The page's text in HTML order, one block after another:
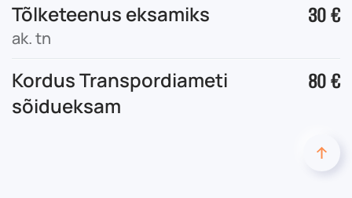
Tõlketeenus eksamiks
ak. tn
30 €
Kordus Transpordiameti
sõidueksam
80 €